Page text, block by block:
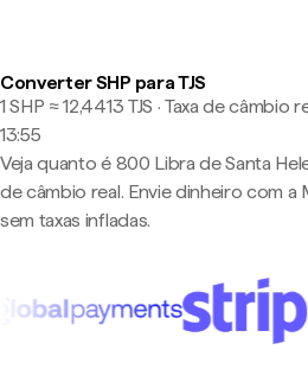
Converter SHP para TJS
1 SHP ≈ 12,4413 TJS · Taxa de câmbio
13:55
Veja quanto é 800 Libra de Santa
de câmbio real. Envie dinheiro com
sem taxas infladas.